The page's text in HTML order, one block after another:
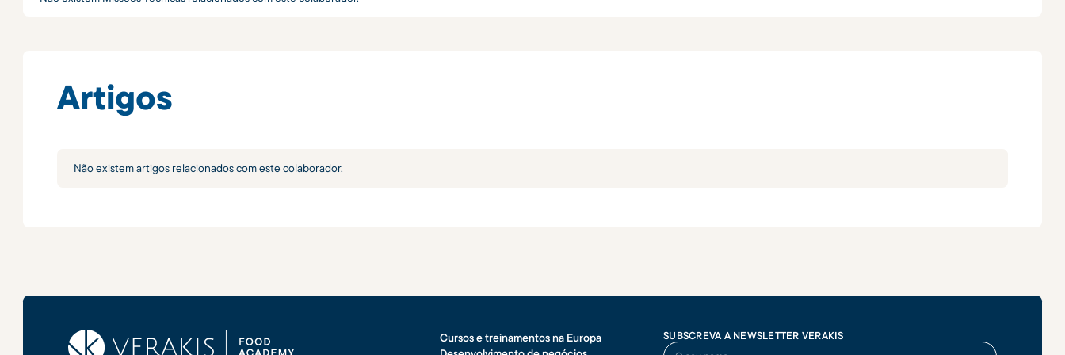
Artigos
Não existem artigos relacionados com este colaborador.
Cursos e treinamentos na Europa
SUBSCREVA A NEWSLETTER VERAKIS
O seu nome